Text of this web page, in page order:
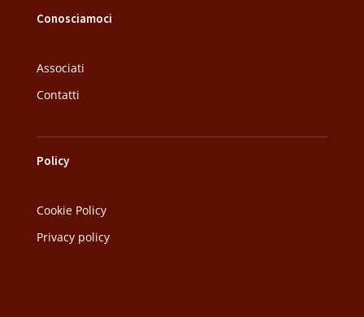
Conosciamoci
Associati
Contatti
Policy
Cookie Policy
Privacy policy